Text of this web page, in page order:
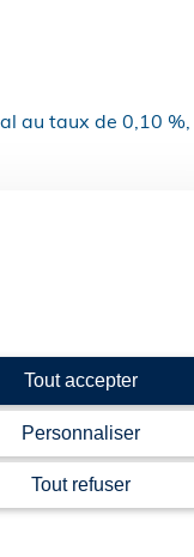
au taux de 0,10 %,
la valeur
Tout accepter
Personnaliser
Tout refuser